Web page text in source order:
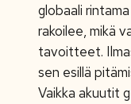
globaali
rakoilee, mikä
tavoitteet.
sen esillä
Vaikka akuutit